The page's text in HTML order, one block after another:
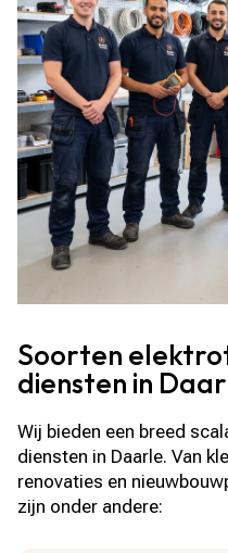
Soorten
diensten in
Wij bieden een breed
diensten in Daarle. Van
renovaties en
zijn onder andere: